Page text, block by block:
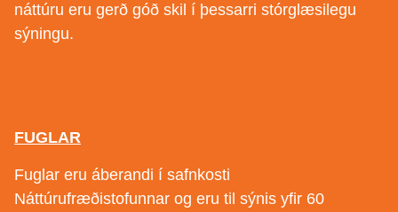
náttúru eru gerð góð skil í þessarri stórglæsilegu
sýningu.
FUGLAR
Fuglar eru áberandi í safnkosti
Náttúrufræðistofunnar og eru til sýnis yfir 60